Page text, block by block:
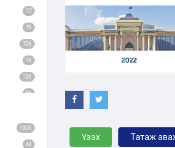
77
78
728
18
126
58
3
34
1006
44
Үзэх Татаж